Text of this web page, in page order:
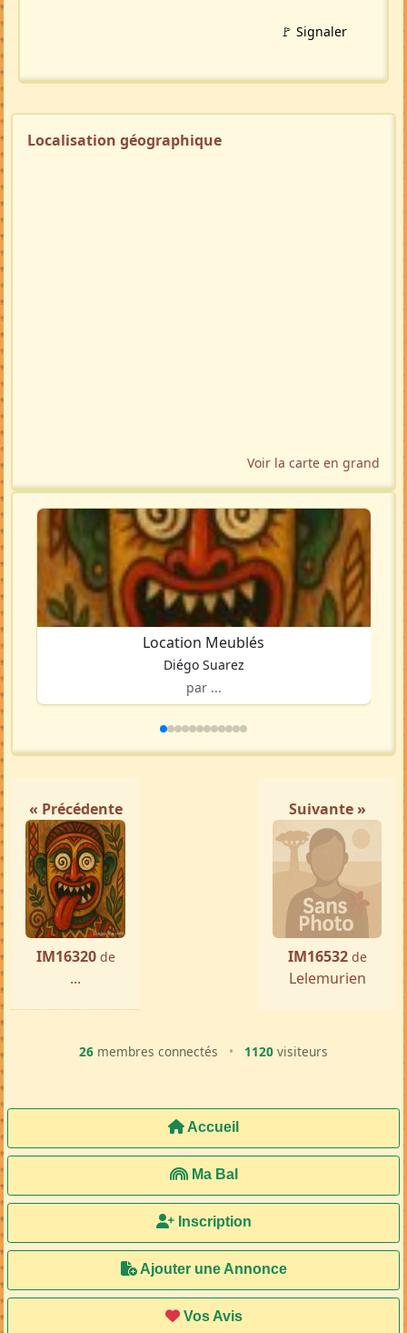
🚩 Signaler
Localisation géographique
Voir la carte en grand
Location Meublés
Diégo Suarez
par ...
« Précédente
IM16320 de
...
Suivante »
IM16532 de
Lelemurien
26 membres connectés • 1120 visiteurs
Accueil
Ma Bal
Inscription
Ajouter une Annonce
Vos Avis